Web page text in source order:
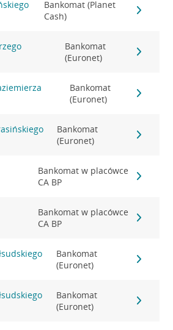
Bankomat (Planet
Cash)
Bankomat
(Euronet)
Bankomat
(Euronet)
Bankomat
(Euronet)
Bankomat w placówce
CA BP
Bankomat w placówce
CA BP
Bankomat
(Euronet)
Bankomat
(Euronet)